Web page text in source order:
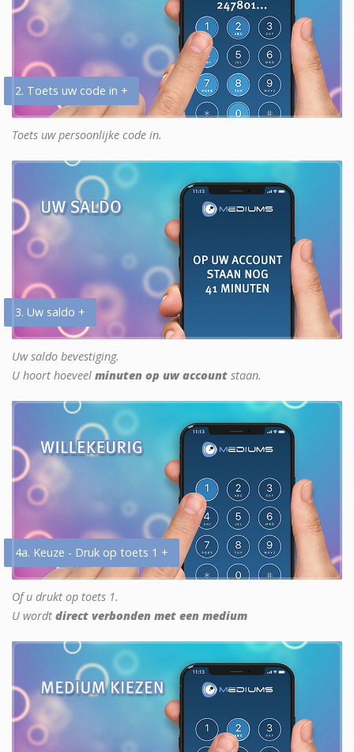
2. Toets uw code in +
Toets uw persoonlijke code in.
3. Uw saldo +
Uw saldo bevestiging.
U hoort hoeveel minuten op uw account staan.
4a. Keuze - Druk op toets 1 +
Of u drukt op toets 1.
U wordt direct verbonden met een medium